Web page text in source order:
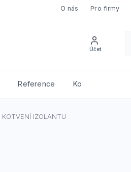
O nás Pro firmy
Reference Kontakty
KOTVENÍ IZOLANTU